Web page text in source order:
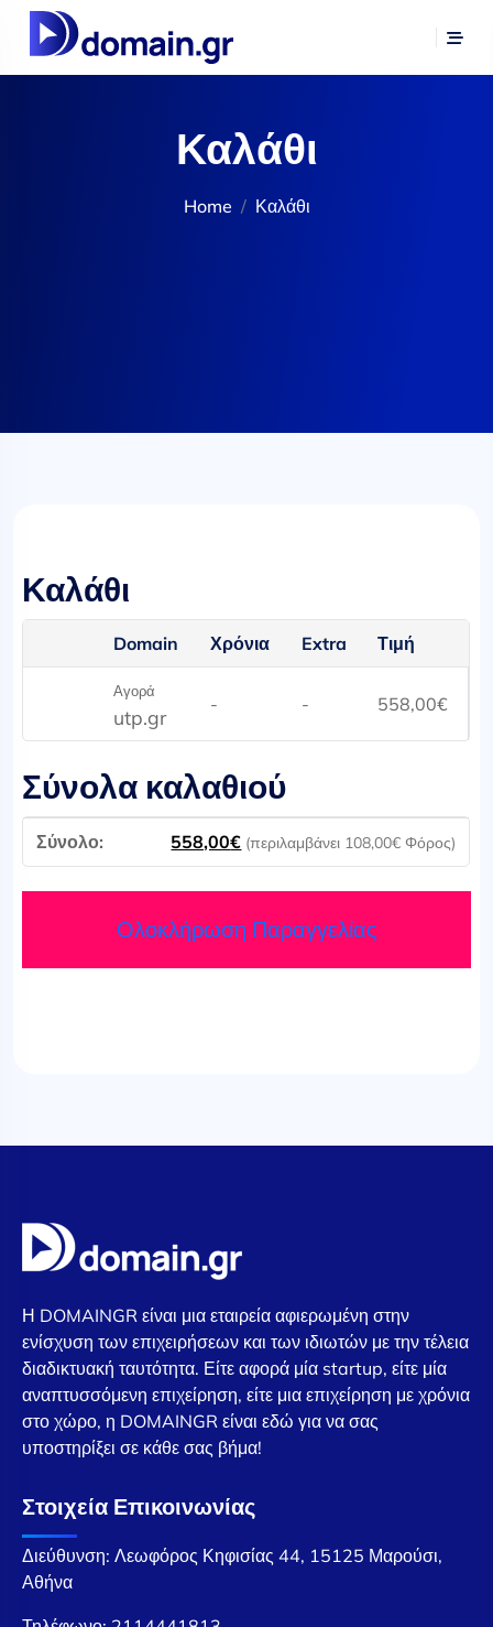
Καλάθι
Home Καλάθι
Καλάθι
Domain Χρόνια Extra Τιμή
Αγορά
utp.gr
- - 558,00€
Σύνολα καλαθιού
558,00€ (περιλαμβάνει 108,00€ Φόρος)
Ολοκλήρωση Παραγγελίας
Η DOMAINGR είναι μια εταιρεία αφιερωμένη στην
ενίσχυση των επιχειρήσεων και των ιδιωτών με την τέλεια
διαδικτυακή ταυτότητα. Είτε αφορά μία startup, είτε μία
αναπτυσσόμενη επιχείρηση, είτε μια επιχείρηση με χρόνια
στο χώρο, η DOMAINGR είναι εδώ για να σας
υποστηρίξει σε κάθε σας βήμα!
Στοιχεία Επικοινωνίας
Διεύθυνση: Λεωφόρος Κηφισίας 44, 15125 Μαρούσι,
Αθήνα